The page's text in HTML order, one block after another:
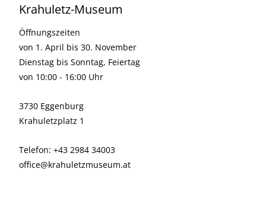
Krahuletz-Museum
Öffnungszeiten
von 1. April bis 30. November
Dienstag bis Sonntag, Feiertag
von 10:00 - 16:00 Uhr
3730 Eggenburg
Krahuletzplatz 1
Telefon: +43 2984 34003
office@krahuletzmuseum.at